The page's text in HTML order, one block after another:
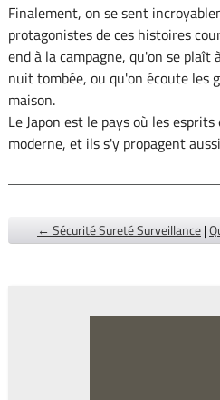
Finalement, on se sent
protagonistes de ces histoires
end à la campagne, qu'on se plaît
nuit tombée, ou qu'on écoute les
maison.
Le Japon est le pays où les
moderne, et ils s'y propagent
← Sécurité Sureté Surveillance|